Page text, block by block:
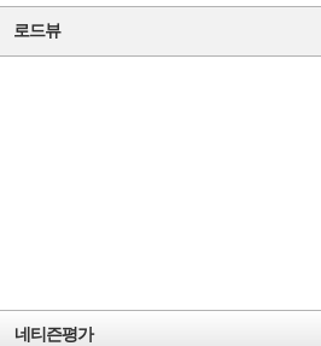
로드뷰
네티즌평가